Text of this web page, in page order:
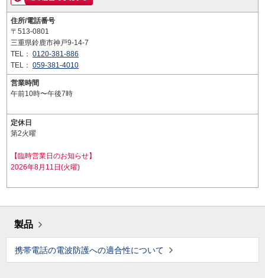
住所/電話番号
〒513-0801
三重県鈴鹿市神戸9-14-7
TEL： 0120-381-886
TEL： 059-381-4010
営業時間
午前10時〜午後7時
定休日
第2火曜
【臨時営業日のお知らせ】
2026年8月11日(火曜)
製品
携帯電話の電波防護への適合性について